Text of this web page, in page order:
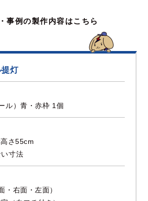
事例の製作内容はこちら
提灯
ル）青・赤枠 1個
さ55cm
寸法
・右面・左面）